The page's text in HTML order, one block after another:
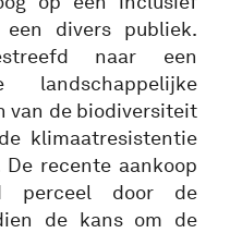
divers publiek.
naar een
van de biodiversiteit
klimaatresistentie
recente aankoop
perceel door de
de kans om de